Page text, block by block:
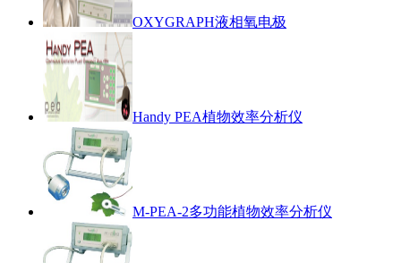
OXYGRAPH液相氧电极
Handy PEA植物效率分析仪
M-PEA-2多功能植物效率分析仪